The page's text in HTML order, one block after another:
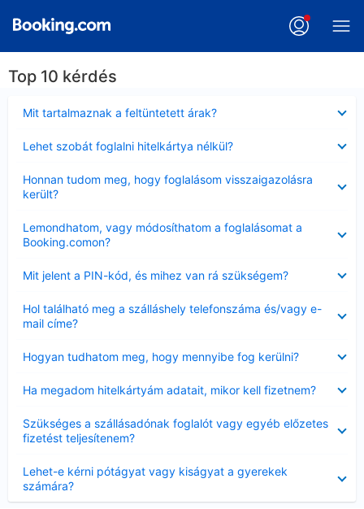
Top 10 kérdés
Mit tartalmaznak a feltüntetett árak?
Lehet szobát foglalni hitelkártya nélkül?
Honnan tudom meg, hogy foglalásom visszaigazolásra
került?
Lemondhatom, vagy módosíthatom a foglalásomat a
Booking.comon?
Mit jelent a PIN-kód, és mihez van rá szükségem?
Hol található meg a szálláshely telefonszáma és/vagy e-
mail címe?
Hogyan tudhatom meg, hogy mennyibe fog kerülni?
Ha megadom hitelkártyám adatait, mikor kell fizetnem?
Szükséges a szállásadónak foglalót vagy egyéb előzetes
fizetést teljesítenem?
Lehet-e kérni pótágyat vagy kiságyat a gyerekek
számára?